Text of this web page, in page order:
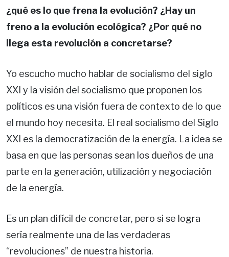
¿qué es lo que frena la evolución? ¿Hay un
freno a la evolución ecológica? ¿Por qué no
llega esta revolución a concretarse?
Yo escucho mucho hablar de socialismo del siglo
XXI y la visión del socialismo que proponen los
políticos es una visión fuera de contexto de lo que
el mundo hoy necesita. El real socialismo del Siglo
XXI es la democratización de la energía. La idea se
basa en que las personas sean los dueños de una
parte en la generación, utilización y negociación
de la energía.
Es un plan difícil de concretar, pero si se logra
sería realmente una de las verdaderas
“revoluciones” de nuestra historia.